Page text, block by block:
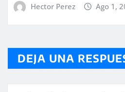
Hector Perez Ago 1,
DEJA UNA